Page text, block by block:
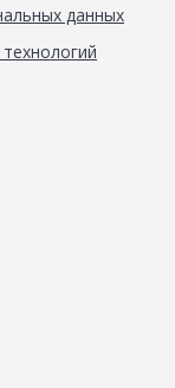
данных